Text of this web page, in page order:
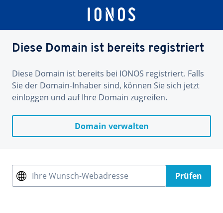
Diese Domain ist bereits registriert
Diese Domain ist bereits bei IONOS registriert. Falls
Sie der Domain-Inhaber sind, können Sie sich jetzt
einloggen und auf Ihre Domain zugreifen.
Domain verwalten
Ihre Wunsch-Webadresse Prüfen